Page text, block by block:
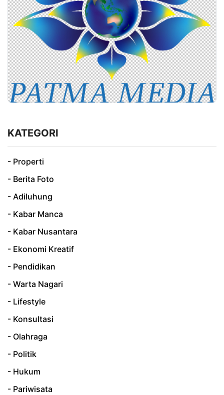
KATEGORI
- Properti
- Berita Foto
- Adiluhung
- Kabar Manca
- Kabar Nusantara
- Ekonomi Kreatif
- Pendidikan
- Warta Nagari
- Lifestyle
- Konsultasi
- Olahraga
- Politik
- Hukum
- Pariwisata